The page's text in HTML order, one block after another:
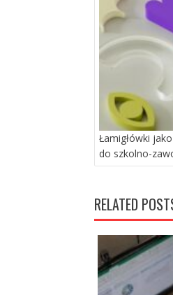
Łamigłówki
do szkolno-
RELATED